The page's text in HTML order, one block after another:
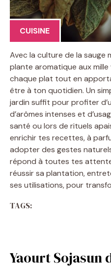
CUISINE
Avec la culture de la sauge
plante aromatique aux
chaque plat tout en
être à ton quotidien. Un
jardin suffit pour profiter
d’arômes intenses et
santé ou lors de rituels
enrichir tes recettes, à
adopter des gestes
répond à toutes tes
réussir sa plantation,
ses utilisations, pour
TAGS:
Yaourt Sojasun